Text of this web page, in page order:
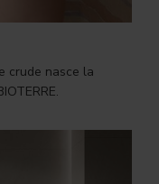
crude nasce la